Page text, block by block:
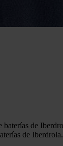
de Iberdrola.